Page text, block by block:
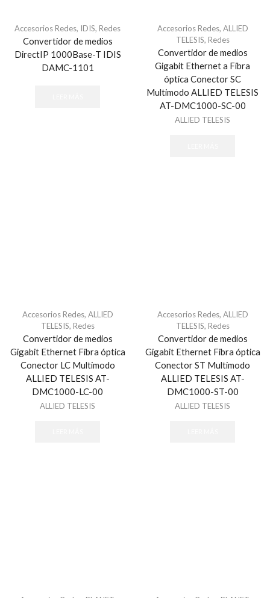
Accesorios Redes, IDIS, Redes
Convertidor de medios
DirectIP 1000Base-T IDIS
DAMC-1101
Accesorios Redes, ALLIED
TELESIS, Redes
Convertidor de medios
Gigabit Ethernet a Fibra
óptica Conector SC
Multimodo ALLIED TELESIS
AT-DMC1000-SC-00
ALLIED TELESIS
Accesorios Redes, ALLIED
TELESIS, Redes
Convertidor de medios
Gigabit Ethernet Fibra óptica
Conector LC Multimodo
ALLIED TELESIS AT-
DMC1000-LC-00
ALLIED TELESIS
Accesorios Redes, ALLIED
TELESIS, Redes
Convertidor de medios
Gigabit Ethernet Fibra óptica
Conector ST Multimodo
ALLIED TELESIS AT-
DMC1000-ST-00
ALLIED TELESIS